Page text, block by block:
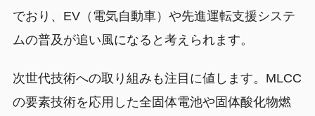
でおり、EV（電気自動車）や先進運転支援システ
ムの普及が追い風になると考えられます。
次世代技術への取り組みも注目に値します。MLCC
の要素技術を応用した全固体電池や固体酸化物燃